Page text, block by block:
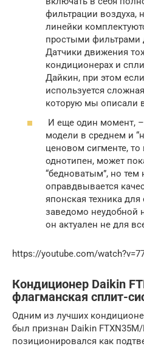
фильтрации воздуха,
линейки
простыми фильтрами
Датчики движения
кондиционерах и
Дайкин, при этом
используется
которую мы описали
И еще один момент,
модели в среднем и
ценовом сигменте, то
однотипен, может
“бедноватым”, но тем
оправдвывается
японская техника
заведомо неудобной
он актуален не для
https://youtube.com/
Кондиционер Daikin
флагманская сплит-
Одним из лучших
был признан Daikin
позиционировался как